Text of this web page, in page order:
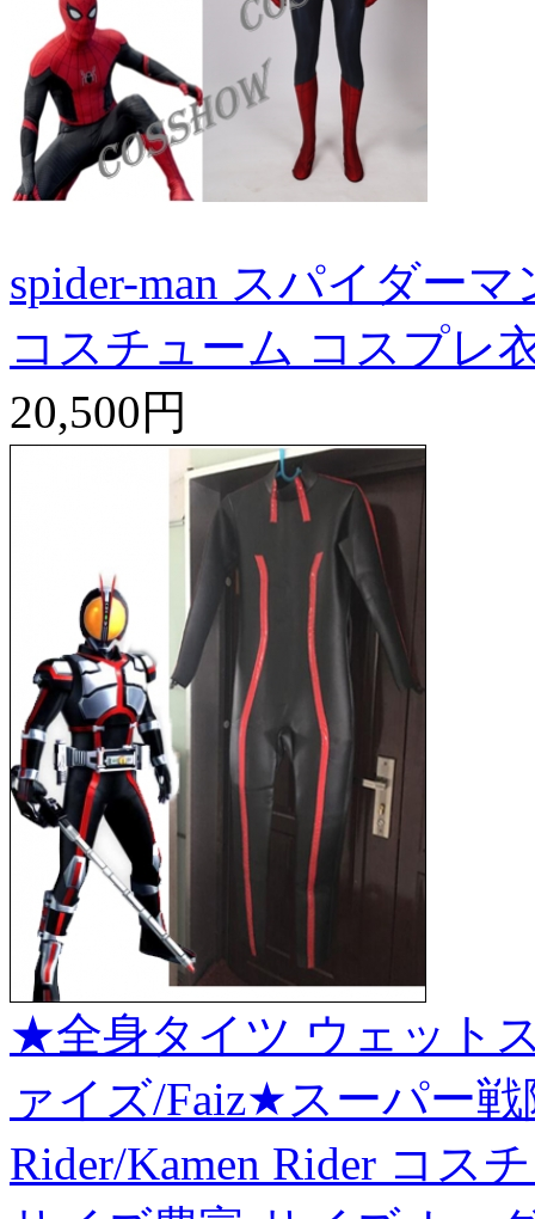
spider-man スパイダー
コスチューム コスプレ
20,500円
★全身タイツ ウェット
ァイズ/Faiz★スーパー
Rider/Kamen Rider コス